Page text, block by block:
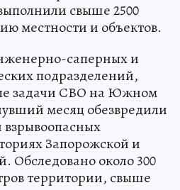
свыше 2500
местности и объектов.
саперных и
подразделений,
задачи СВО на Южном
месяц обезвредили
взрывоопасных
Запорожской и
Обследовано около 300
территории, свыше